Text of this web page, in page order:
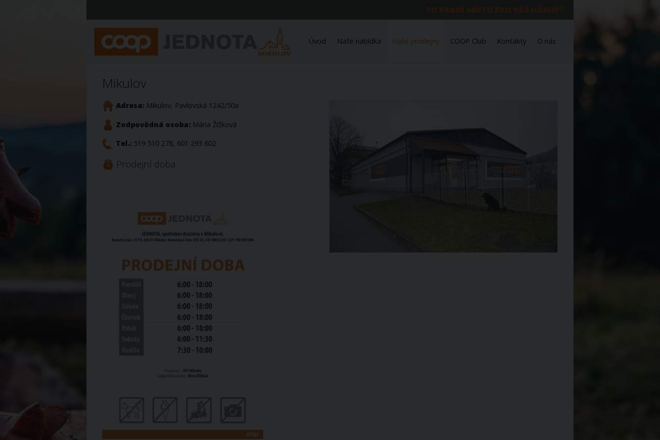
Úvod Naše nabídka Naše prodejny COOP Club Kontakty O nás
Mikulov
Adresa: Mikulov, Pavlovská 1242/50a
Zodpovědná osoba: Mária Žižková
Tel.: 519 510 278, 601 293 602
Prodejní doba